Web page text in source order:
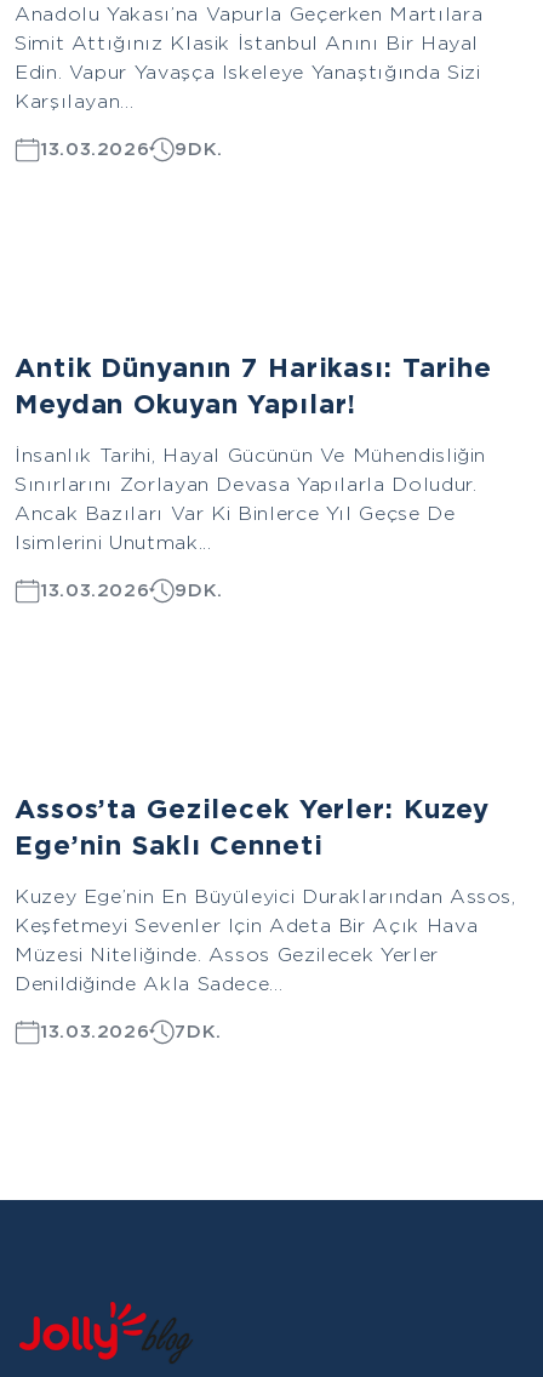
Anadolu Yakası’na Vapurla Geçerken Martılara
Simit Attığınız Klasik İstanbul Anını Bir Hayal
Edin. Vapur Yavaşça Iskeleye Yanaştığında Sizi
Karşılayan...
13.03.2026 9DK.
Antik Dünyanın 7 Harikası: Tarihe
Meydan Okuyan Yapılar!
İnsanlık Tarihi, Hayal Gücünün Ve Mühendisliğin
Sınırlarını Zorlayan Devasa Yapılarla Doludur.
Ancak Bazıları Var Ki Binlerce Yıl Geçse De
Isimlerini Unutmak...
13.03.2026 9DK.
Assos’ta Gezilecek Yerler: Kuzey
Ege’nin Saklı Cenneti
Kuzey Ege’nin En Büyüleyici Duraklarından Assos,
Keşfetmeyi Sevenler Için Adeta Bir Açık Hava
Müzesi Niteliğinde. Assos Gezilecek Yerler
Denildiğinde Akla Sadece...
13.03.2026 7DK.